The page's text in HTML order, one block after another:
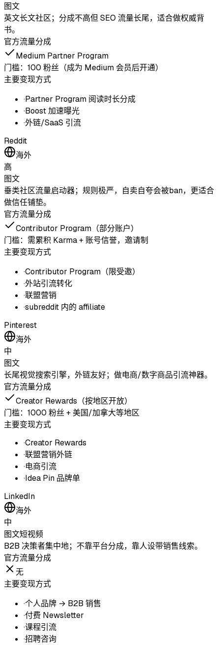
图文
英文长文社区；分成不高但 SEO 流量长尾，适合做权威背
书。
官方流量分成
Medium Partner Program
门槛： 100 粉丝（成为 Medium 会员后开通）
主要变现方式
·Partner Program 阅读时长分成
·Boost 加速曝光
·外链/SaaS 引流
Reddit
海外
高
图文
垂类社区流量启动器；规则极严，自卖自夸会被ban，更适合
做信任铺垫。
官方流量分成
Contributor Program（部分账户）
门槛： 需累积 Karma + 账号信誉，邀请制
主要变现方式
·Contributor Program（限受邀）
·外站引流转化
·联盟营销
·subreddit 内的 affiliate
Pinterest
海外
中
图文
长尾视觉搜索引擎，外链友好；做电商/数字商品引流神器。
官方流量分成
Creator Rewards（按地区开放）
门槛： 1000 粉丝 + 美国/加拿大等地区
主要变现方式
·Creator Rewards
·联盟营销外链
·电商引流
·Idea Pin 品牌单
LinkedIn
海外
中
图文短视频
B2B 决策者集中地；不靠平台分成，靠人设带销售线索。
官方流量分成
无
主要变现方式
·个人品牌 → B2B 销售
·付费 Newsletter
·课程引流
·招聘咨询